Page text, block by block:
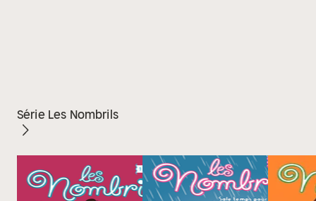
Série Les Nombrils